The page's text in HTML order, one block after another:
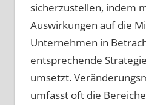
sicherzustellen, indem
Auswirkungen auf die
Unternehmen in
entsprechende
umsetzt.
umfasst oft die